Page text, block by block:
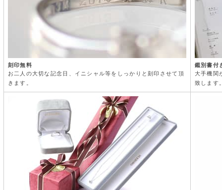
刻印無料
お二人の大切な記念日、イニシャル等をしっかりと刻印させて頂
きます。
鑑別書付
大手機関
致します